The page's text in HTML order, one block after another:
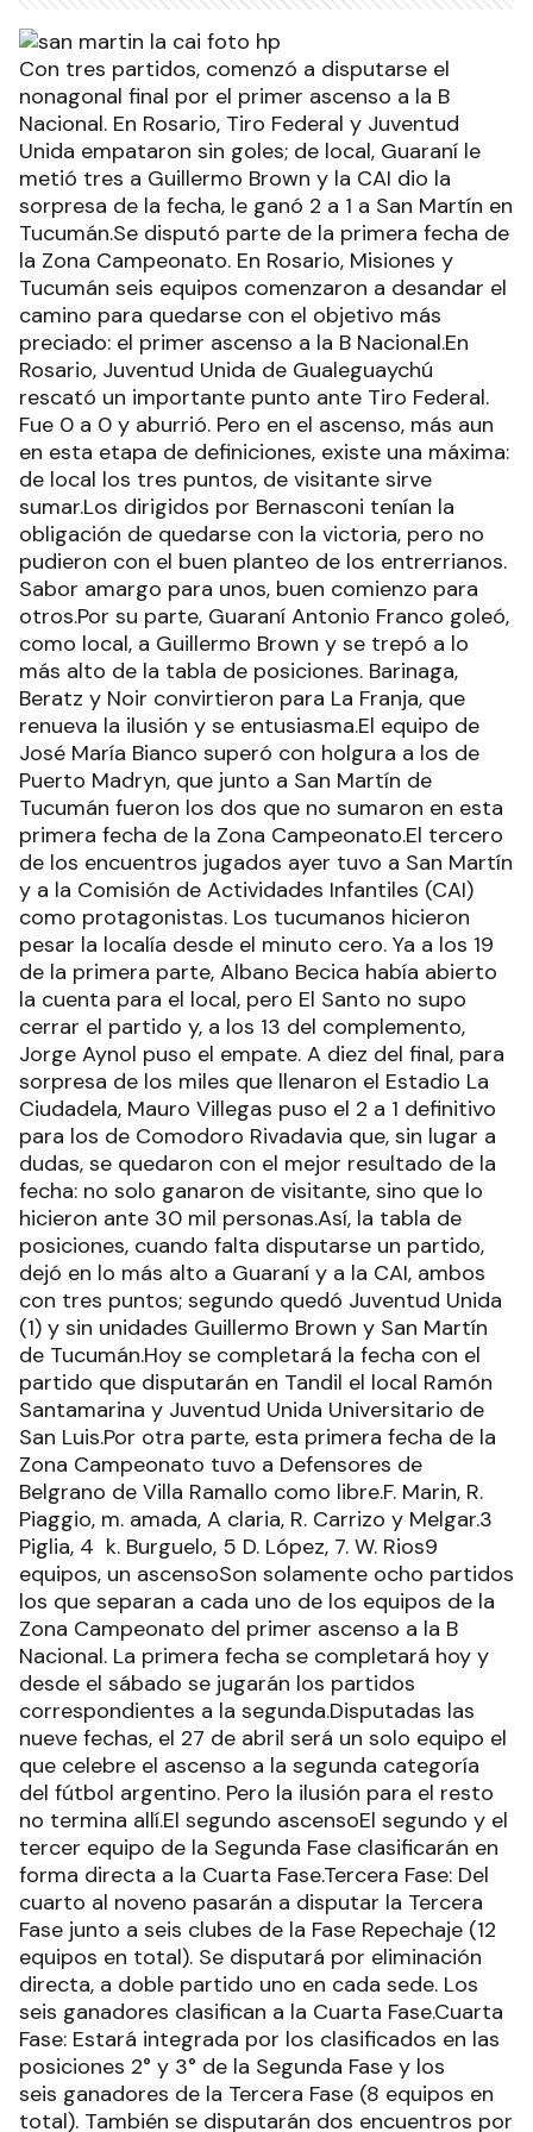
Con tres partidos, comenzó a disputarse el
nonagonal final por el primer ascenso a la B
Nacional. En Rosario, Tiro Federal y Juventud
Unida empataron sin goles; de local, Guaraní le
metió tres a Guillermo Brown y la CAI dio la
sorpresa de la fecha, le ganó 2 a 1 a San Martín en
Tucumán.Se disputó parte de la primera fecha de
la Zona Campeonato. En Rosario, Misiones y
Tucumán seis equipos comenzaron a desandar el
camino para quedarse con el objetivo más
preciado: el primer ascenso a la B Nacional.En
Rosario, Juventud Unida de Gualeguaychú
rescató un importante punto ante Tiro Federal.
Fue 0 a 0 y aburrió. Pero en el ascenso, más aun
en esta etapa de definiciones, existe una máxima:
de local los tres puntos, de visitante sirve
sumar.Los dirigidos por Bernasconi tenían la
obligación de quedarse con la victoria, pero no
pudieron con el buen planteo de los entrerrianos.
Sabor amargo para unos, buen comienzo para
otros.Por su parte, Guaraní Antonio Franco goleó,
como local, a Guillermo Brown y se trepó a lo
más alto de la tabla de posiciones. Barinaga,
Beratz y Noir convirtieron para La Franja, que
renueva la ilusión y se entusiasma.El equipo de
José María Bianco superó con holgura a los de
Puerto Madryn, que junto a San Martín de
Tucumán fueron los dos que no sumaron en esta
primera fecha de la Zona Campeonato.El tercero
de los encuentros jugados ayer tuvo a San Martín
y a la Comisión de Actividades Infantiles (CAI)
como protagonistas. Los tucumanos hicieron
pesar la localía desde el minuto cero. Ya a los 19
de la primera parte, Albano Becica había abierto
la cuenta para el local, pero El Santo no supo
cerrar el partido y, a los 13 del complemento,
Jorge Aynol puso el empate. A diez del final, para
sorpresa de los miles que llenaron el Estadio La
Ciudadela, Mauro Villegas puso el 2 a 1 definitivo
para los de Comodoro Rivadavia que, sin lugar a
dudas, se quedaron con el mejor resultado de la
fecha: no solo ganaron de visitante, sino que lo
hicieron ante 30 mil personas.Así, la tabla de
posiciones, cuando falta disputarse un partido,
dejó en lo más alto a Guaraní y a la CAI, ambos
con tres puntos; segundo quedó Juventud Unida
(1) y sin unidades Guillermo Brown y San Martín
de Tucumán.Hoy se completará la fecha con el
partido que disputarán en Tandil el local Ramón
Santamarina y Juventud Unida Universitario de
San Luis.Por otra parte, esta primera fecha de la
Zona Campeonato tuvo a Defensores de
Belgrano de Villa Ramallo como libre.F. Marin, R.
Piaggio, m. amada, A claria, R. Carrizo y Melgar.3
Piglia, 4 k. Burguelo, 5 D. López, 7. W. Rios9
equipos, un ascensoSon solamente ocho partidos
los que separan a cada uno de los equipos de la
Zona Campeonato del primer ascenso a la B
Nacional. La primera fecha se completará hoy y
desde el sábado se jugarán los partidos
correspondientes a la segunda.Disputadas las
nueve fechas, el 27 de abril será un solo equipo el
que celebre el ascenso a la segunda categoría
del fútbol argentino. Pero la ilusión para el resto
no termina allí.El segundo ascensoEl segundo y el
tercer equipo de la Segunda Fase clasificarán en
forma directa a la Cuarta Fase.Tercera Fase: Del
cuarto al noveno pasarán a disputar la Tercera
Fase junto a seis clubes de la Fase Repechaje (12
equipos en total). Se disputará por eliminación
directa, a doble partido uno en cada sede. Los
seis ganadores clasifican a la Cuarta Fase.Cuarta
Fase: Estará integrada por los clasificados en las
posiciones 2° y 3° de la Segunda Fase y los
seis ganadores de la Tercera Fase (8 equipos en
total). También se disputarán dos encuentros por